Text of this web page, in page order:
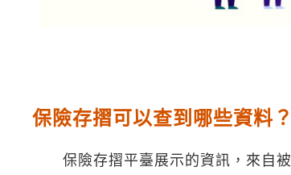
保險存摺可以查到哪些資料？
保險存摺平臺展示的資訊，來自被